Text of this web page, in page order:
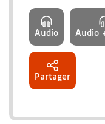
Audio Audio
Partager